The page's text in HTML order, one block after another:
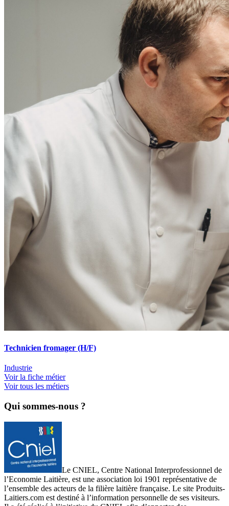
Technicien fromager (H/F)
Industrie
Voir la fiche métier
Voir tous les métiers
Qui sommes-nous ?
Le CNIEL, Centre National Interprofessionnel de
l’Economie Laitière, est une association loi 1901 représentative de
l’ensemble des acteurs de la filière laitière française. Le site Produits-
Laitiers.com est destiné à l’information personnelle de ses visiteurs.